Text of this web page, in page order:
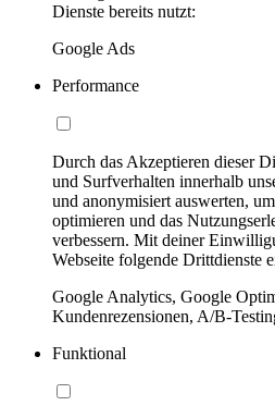
Dienste bereits nutzt:
Google Ads
Performance
Durch das Akzeptieren dieser
und Surfverhalten innerhalb
und anonymisiert auswerten,
optimieren und das
verbessern. Mit deiner
Webseite folgende Drittdienste
Google Analytics, Google
Kundenrezensionen, A/B-
Funktional